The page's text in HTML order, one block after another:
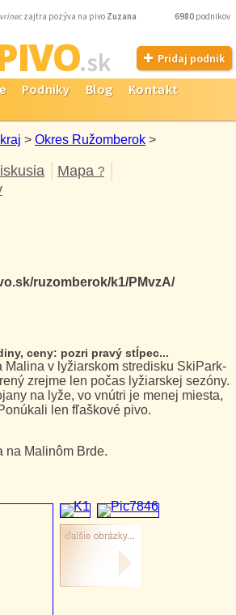
zajtra pozýva na pivo Zuzana 6980 podnikov
.sk Pridaj podnik
Podniky Blog
Kontakt
> Okres Ružomberok >
Mapa ?
ruzomberok/k1/PMvzA/
ceny: pozri pravý stĺpec...
Malina v lyžiarskom stredisku SkiPark-
zrejme len počas lyžiarskej sezóny.
na lyže, vo vnútri je menej miesta,
len fľaškové pivo.
na Malinôm Brde.